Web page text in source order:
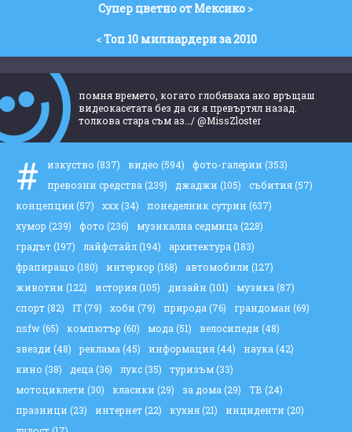
Супер цветно от Мексико >
<Топ 10 милиардери за 2010
помня времето, когато глобяваха ако връщаш
видеокасетата без да си я превъртял назад.
толкова стара съм аз…/ @MissZloster
# изкуство (837) видео (594) фото-галерии (353)
превозни средства (239) джаджи (105) събития(57)
концепция(57) ххх(34) понеделник сутрин (637)
хумор (239) фото (236) музикална седмица (228)
градът(197) лайфстайл(194) архитектура (183)
фрапиращо (180) интериор (168) автомобили (127)
животни (122) история(105) дизайн (101) музика (87)
спорт(82) IT(79) хоби (79) природа (76) грандоман (69)
nsfw(65) компютър (60) мода (51) велосипеди (48)
звезди (48) реклама (45) информация(44) наука (42)
кино (38) деца (36) лукс(35) туризъм(33)
мотоциклети (30) класики (29) за дома (29) ТВ (24)
празници (23) интернет(22) кухня(21) инциденти (20)